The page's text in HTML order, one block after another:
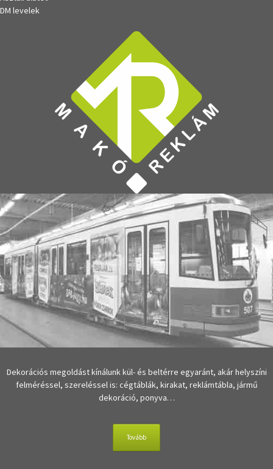
DM levelek
Dekorációs megoldást kínálunk kül- és beltérre egyaránt, akár helyszíni
felméréssel, szereléssel is: cégtáblák, kirakat, reklámtábla, jármű
dekoráció, ponyva…
Tovább